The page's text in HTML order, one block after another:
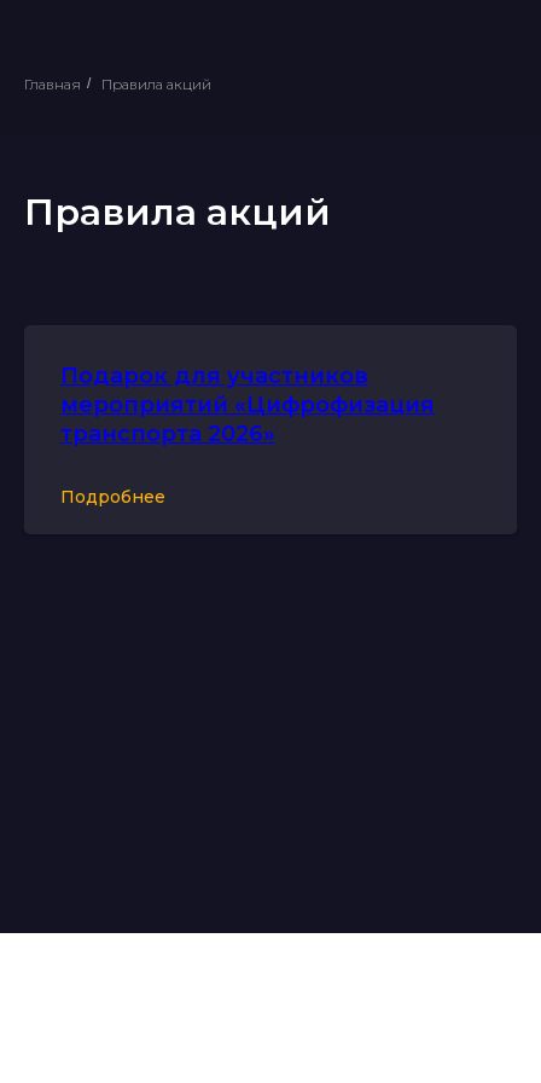
Главная / Правила акций
Правила акций
Подарок для участников
мероприятий «Цифрофизация
транспорта 2026»
Подробнее